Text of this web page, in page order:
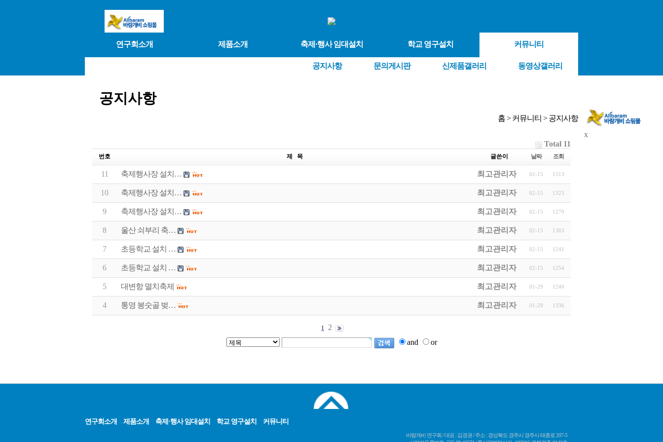
x
연구회소개 제품소개 축제·행사 임대설치 학교 영구설치 커뮤니티
공지사항 문의게시판 신제품갤러리 동영상갤러리
공지사항
홈 > 커뮤니티 > 공지사항
Total 11
번호 제 목 글쓴이 날짜 조회
11 축제행사장 설치… 최고관리자 02-15 1513
10 축제행사장 설치… 최고관리자 02-15 1323
9 축제행사장 설치… 최고관리자 02-15 1270
8 울산 쇠부리 축… 최고관리자 02-15 1363
7 초등학교 설치 … 최고관리자 02-15 1241
6 초등학교 설치 … 최고관리자 02-15 1254
5 대변항 멸치축제 최고관리자 01-29 1240
4 통영 봉숫골 벚… 최고관리자 01-29 1336
1
2
and
or
연구회소개 제품소개 축제·행사 임대설치 학교 영구설치 커뮤니티
바람개비 연구회 / 대표 : 김경권 / 주소 : 경상북도 경주시 경주시 태종로 207-5